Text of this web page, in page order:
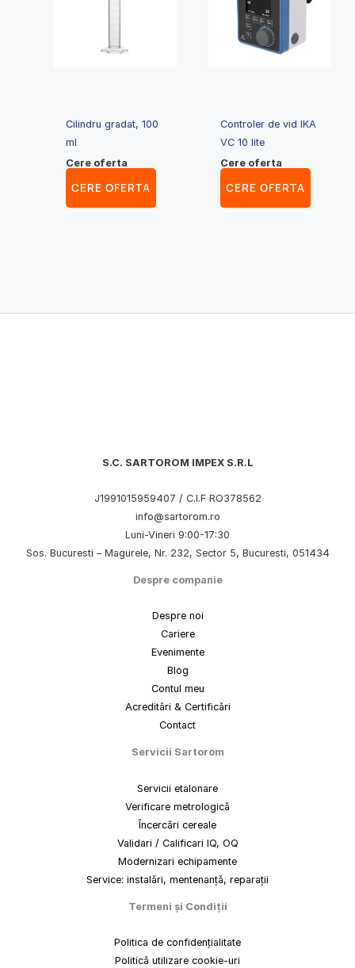
Cilindru gradat, 100
ml
Cere oferta
CERE OFERTA
Controler de vid IKA
VC 10 lite
Cere oferta
CERE OFERTA
S.C. SARTOROM IMPEX S.R.L
J1991015959407 / C.I.F RO378562
info@sartorom.ro
Luni-Vineri 9:00-17:30
Sos. Bucuresti – Magurele, Nr. 232, Sector 5, Bucuresti, 051434
Despre companie
Despre noi
Cariere
Evenimente
Blog
Contul meu
Acreditări & Certificări
Contact
Servicii Sartorom
Servicii etalonare
Verificare metrologică
Încercări cereale
Validari / Calificari IQ, OQ
Modernizari echipamente
Service: instalări, mentenanță, reparații
Termeni și Condiții
Politica de confidențialitate
Politică utilizare cookie-uri